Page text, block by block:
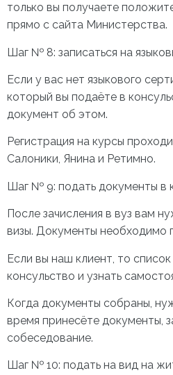
только вы получаете
прямо с сайта Министерства.
Шаг № 8: записаться на
Если у вас нет языкового
который вы подаёте в
документ об этом.
Регистрация на курсы
Салоники, Янина и Ретимно.
Шаг № 9: подать документы в
После зачисления в вуз вам
визы. Документы необходимо
Если вы наш клиент, то
консульство и узнать
Когда документы собраны,
время принесёте документы,
собеседование.
Шаг № 10: подать на вид на